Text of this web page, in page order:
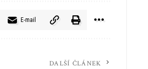
E-mail
DALŠÍ ČLÁNEK